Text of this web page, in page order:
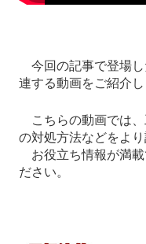
今回の記事で登場し
連する動画をご紹介し
こちらの動画では、
の対処方法などをよ
お役立ち情報が満載
ださい。